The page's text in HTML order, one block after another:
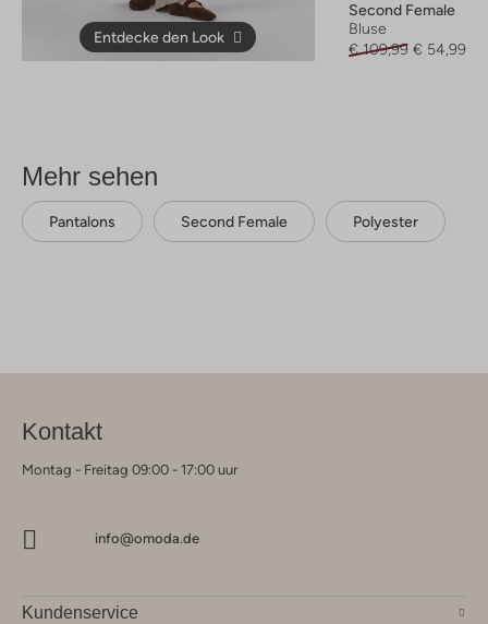
Entdecke den Look
Second Female
Bluse
€ 109,99 € 54,99
Mehr sehen
Pantalons Second Female Polyester
Kontakt
Montag - Freitag 09:00 - 17:00 uur
info@omoda.de
Kundenservice